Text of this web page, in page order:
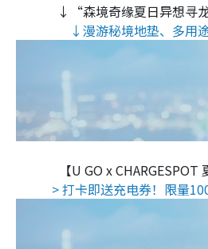
↓“森境奇缘夏日异想寻
↓漫游秘境地垫、多用
【U GO x CHARGESPOT
> 打卡即送充电券！限量